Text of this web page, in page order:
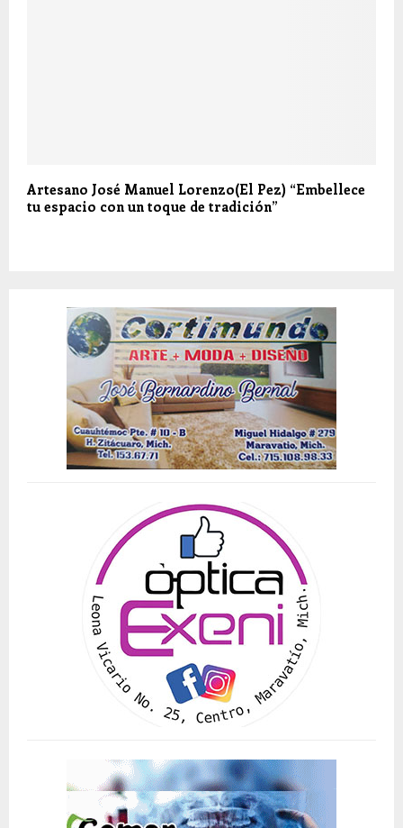
Artesano José Manuel Lorenzo(El Pez) “Embellece
tu espacio con un toque de tradición”